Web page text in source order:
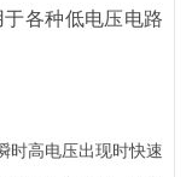
各种低电压电路
时高电压出现时快速